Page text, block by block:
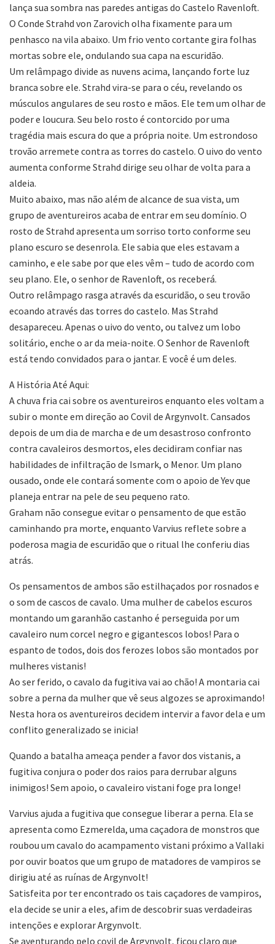
lança sua sombra nas paredes antigas do Castelo Ravenloft.
O Conde Strahd von Zarovich olha fixamente para um
penhasco na vila abaixo. Um frio vento cortante gira folhas
mortas sobre ele, ondulando sua capa na escuridão.
Um relâmpago divide as nuvens acima, lançando forte luz
branca sobre ele. Strahd vira-se para o céu, revelando os
músculos angulares de seu rosto e mãos. Ele tem um olhar de
poder e loucura. Seu belo rosto é contorcido por uma
tragédia mais escura do que a própria noite. Um estrondoso
trovão arremete contra as torres do castelo. O uivo do vento
aumenta conforme Strahd dirige seu olhar de volta para a
aldeia.
Muito abaixo, mas não além de alcance de sua vista, um
grupo de aventureiros acaba de entrar em seu domínio. O
rosto de Strahd apresenta um sorriso torto conforme seu
plano escuro se desenrola. Ele sabia que eles estavam a
caminho, e ele sabe por que eles vêm – tudo de acordo com
seu plano. Ele, o senhor de Ravenloft, os receberá.
Outro relâmpago rasga através da escuridão, o seu trovão
ecoando através das torres do castelo. Mas Strahd
desapareceu. Apenas o uivo do vento, ou talvez um lobo
solitário, enche o ar da meia-noite. O Senhor de Ravenloft
está tendo convidados para o jantar. E você é um deles.
A História Até Aqui:
A chuva fria cai sobre os aventureiros enquanto eles voltam a
subir o monte em direção ao Covil de Argynvolt. Cansados
depois de um dia de marcha e de um desastroso confronto
contra cavaleiros desmortos, eles decidiram confiar nas
habilidades de infiltração de Ismark, o Menor. Um plano
ousado, onde ele contará somente com o apoio de Yev que
planeja entrar na pele de seu pequeno rato.
Graham não consegue evitar o pensamento de que estão
caminhando pra morte, enquanto Varvius reflete sobre a
poderosa magia de escuridão que o ritual lhe conferiu dias
atrás.
Os pensamentos de ambos são estilhaçados por rosnados e
o som de cascos de cavalo. Uma mulher de cabelos escuros
montando um garanhão castanho é perseguida por um
cavaleiro num corcel negro e gigantescos lobos! Para o
espanto de todos, dois dos ferozes lobos são montados por
mulheres vistanis!
Ao ser ferido, o cavalo da fugitiva vai ao chão! A montaria cai
sobre a perna da mulher que vê seus algozes se aproximando!
Nesta hora os aventureiros decidem intervir a favor dela e um
conflito generalizado se inicia!
Quando a batalha ameaça pender a favor dos vistanis, a
fugitiva conjura o poder dos raios para derrubar alguns
inimigos! Sem apoio, o cavaleiro vistani foge pra longe!
Varvius ajuda a fugitiva que consegue liberar a perna. Ela se
apresenta como Ezmerelda, uma caçadora de monstros que
roubou um cavalo do acampamento vistani próximo a Vallaki
por ouvir boatos que um grupo de matadores de vampiros se
dirigiu até as ruínas de Argynvolt!
Satisfeita por ter encontrado os tais caçadores de vampiros,
ela decide se unir a eles, afim de descobrir suas verdadeiras
intenções e explorar Argynvolt.
Se aventurando pelo covil de Argynvolt, ficou claro que